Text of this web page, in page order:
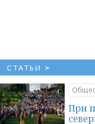
СТАТЬИ >
При